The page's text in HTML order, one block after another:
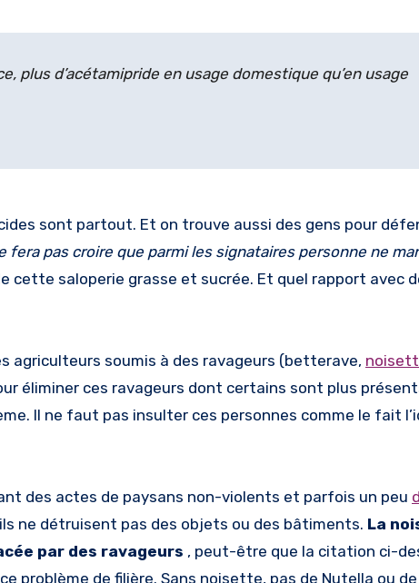
plus d’acétamipride en usage domestique qu’en usage
sont partout. Et on trouve aussi des gens pour
fera pas croire que parmi les signataires personne ne
cette saloperie grasse et sucrée. Et quel rapport avec
agriculteurs soumis à des ravageurs (betterave,
éliminer ces ravageurs dont certains sont plus
Il ne faut pas insulter ces personnes comme le fait
des actes de paysans non-violents et parfois un peu
ne détruisent pas des objets ou des bâtiments. La
par des ravageurs , peut-être que la citation ci-
problème de filière. Sans noisette, pas de Nutella ou